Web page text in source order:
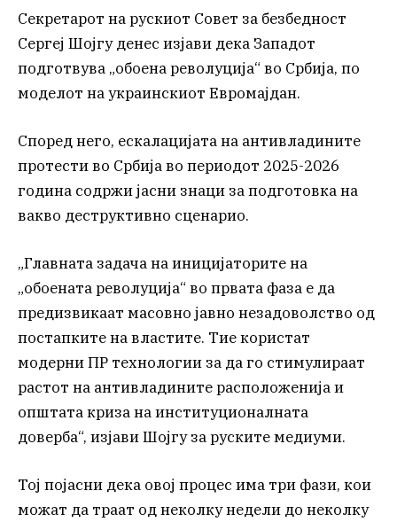
Секретарот на рускиот Совет за безбедност
Сергеј Шојгу денес изјави дека Западот
подготвува „обоена револуција“ во Србија, по
моделот на украинскиот Евромајдан.
Според него, ескалацијата на антивладините
протести во Србија во периодот 2025-2026
година содржи јасни знаци за подготовка на
вакво деструктивно сценарио.
„Главната задача на иницијаторите на
„обоената револуција“ во првата фаза е да
предизвикаат масовно јавно незадоволство од
постапките на властите. Тие користат
модерни ПР технологии за да го стимулираат
растот на антивладините расположенија и
општата криза на институционалната
доверба“, изјави Шојгу за руските медиуми.
Тој појасни дека овој процес има три фази, кои
можат да траат од неколку недели до неколку